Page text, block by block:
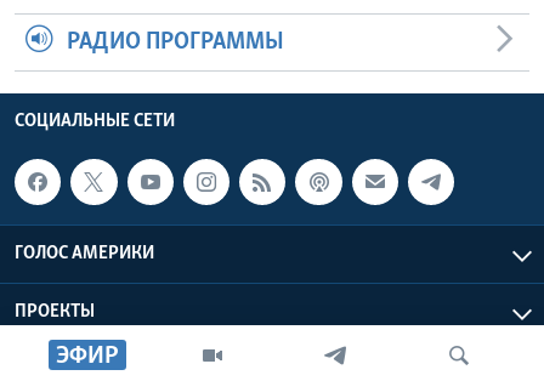
ЭФИР
РАДИО ПРОГРАММЫ
СОЦИАЛЬНЫЕ СЕТИ
ГОЛОС АМЕРИКИ
ПРОЕКТЫ